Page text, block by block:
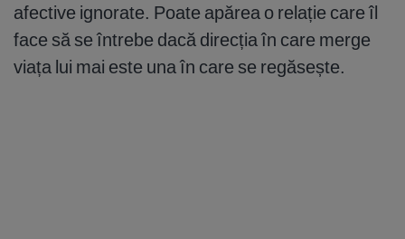
afective ignorate. Poate apărea o relație care îl
face să se întrebe dacă direcția în care merge
viața lui mai este una în care se regăsește.